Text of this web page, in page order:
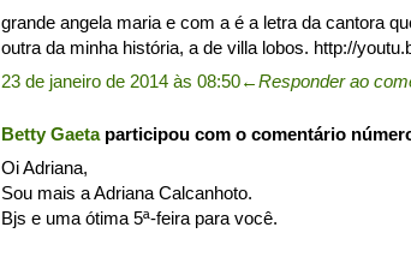
grande angela maria e com a é a letra da cantora
outra da minha história, a de villa lobos. http://
23 de janeiro de 2014 às 08:50←Responder ao
Betty Gaetaparticipou com o comentário
Oi Adriana,
Sou mais a Adriana Calcanhoto.
Bjs e uma ótima 5ª-feira para você.